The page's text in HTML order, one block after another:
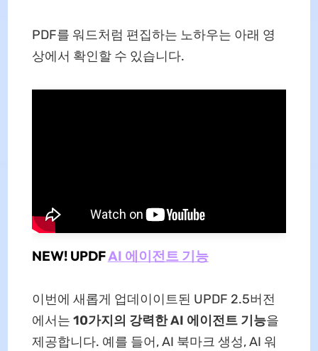
PDF를 워드처럼 편집하는 노하우는 아래 영
상에서 확인할 수 있습니다.
NEW! UPDFAI 에이전트 기능
이번에 새롭게 업데이이트된 UPDF 2.5버전
에서는 10가지의 강력한 AI 에이전트 기능을
제공합니다. 예를 들어, AI 북마크 생성, AI 워